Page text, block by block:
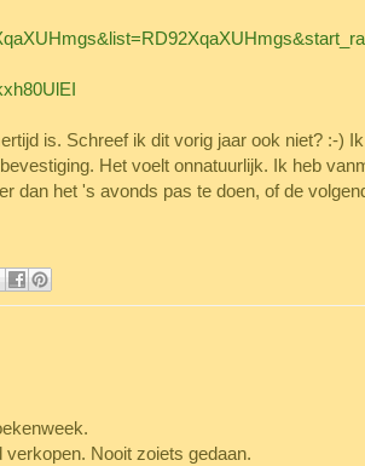
is. Schreef ik dit vorig jaar ook niet? :-)
Het voelt onnatuurlijk. Ik heb
dan het 's avonds pas te doen, of de
Nooit zoiets gedaan.